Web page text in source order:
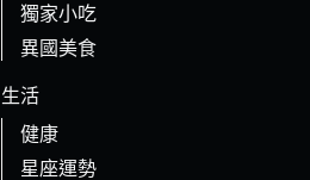
獨家小吃
異國美食
生活
健康
星座運勢